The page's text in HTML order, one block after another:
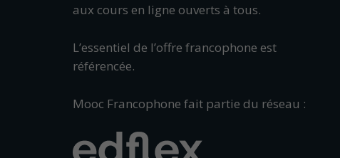
aux cours en ligne ouverts à tous.
L’essentiel de l’offre francophone est
référencée.
Mooc Francophone fait partie du réseau :